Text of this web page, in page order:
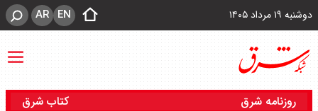
دوشنبه ۱۹ مرداد ۱۴۰۵ EN
AR
روزنامه شرق کتاب شرق